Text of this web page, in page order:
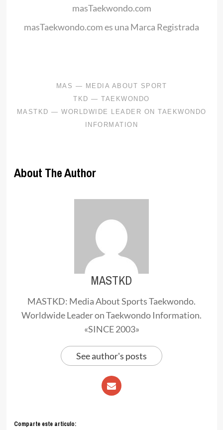
masTaekwondo.com
masTaekwondo.com es una Marca Registrada
About The Author
MASTKD
MASTKD: Media About Sports Taekwondo.
Worldwide Leader on Taekwondo Information.
«SINCE 2003»
See author's posts
Comparte este articulo: